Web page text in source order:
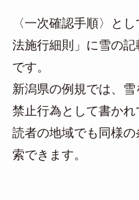
〈一次確認手順〉と
法施行細則」に雪の
です。
新潟県の例規では、
禁止行為として書かれ
読者の地域でも同様
索できます。